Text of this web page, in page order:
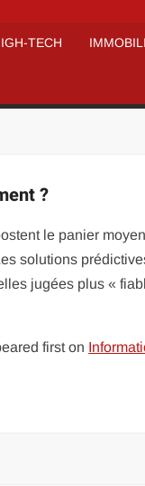
TECH
?
le panier
solutions
jugées plus «
first on